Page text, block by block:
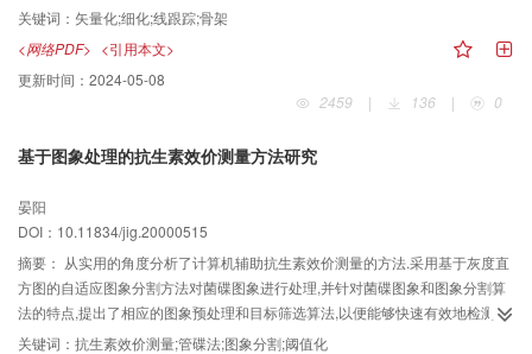
的图象细化算法后,提出了一种改进的非迭代线跟踪细化算法.该算法效率较高,只
需对图象进行一遍扫描加两遍轮廓跟踪,就能较好地满足二维动画计算机辅助制
作系统对细化效率的要求.该文还对算法的时间复杂性进行了详尽分析,并提出对
于两类图象噪声和冗余分支的消除方法.
关键词： 矢量化;细化;线跟踪;骨架
<网络PDF> <引用本文>
更新时间： 2024-05-08
2459
| 136 | 0
基于图象处理的抗生素效价测量方法研究
晏阳
DOI：10.11834/jig.20000515
摘要： 从实用的角度分析了计算机辅助抗生素效价测量的方法.采用基于灰度直
方图的自适应图象分割方法对菌碟图象进行处理,并针对菌碟图象和图象分割算
法的特点,提出了相应的图象预处理和目标筛选算法,以便能够快速有效地检测出
抗生素形成的抑菌圈图象,最后根据生物检定的理论依据,计算出抗生素的效价.
关键词： 抗生素效价测量;管碟法;图象分割;阈值化